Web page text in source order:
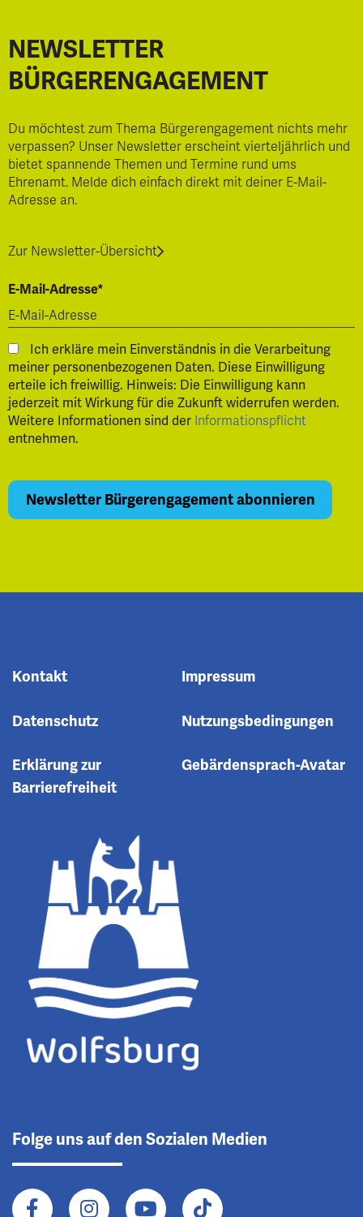
NEWSLETTER
BÜRGERENGAGEMENT
Du möchtest zum Thema Bürgerengagement nichts mehr
verpassen? Unser Newsletter erscheint vierteljährlich und
bietet spannende Themen und Termine rund ums
Ehrenamt. Melde dich einfach direkt mit deiner E-Mail-
Adresse an.
Zur Newsletter-Übersicht
E-Mail-Adresse*
Ich erkläre mein Einverständnis in die Verarbeitung
meiner personenbezogenen Daten. Diese Einwilligung
erteile ich freiwillig. Hinweis: Die Einwilligung kann
jederzeit mit Wirkung für die Zukunft widerrufen werden.
Weitere Informationen sind der Informationspflicht
entnehmen.
Kontakt Impressum
Datenschutz Nutzungsbedingungen
Erklärung zur
Barrierefreiheit
Gebärdensprach-Avatar
Folge uns auf den Sozialen Medien